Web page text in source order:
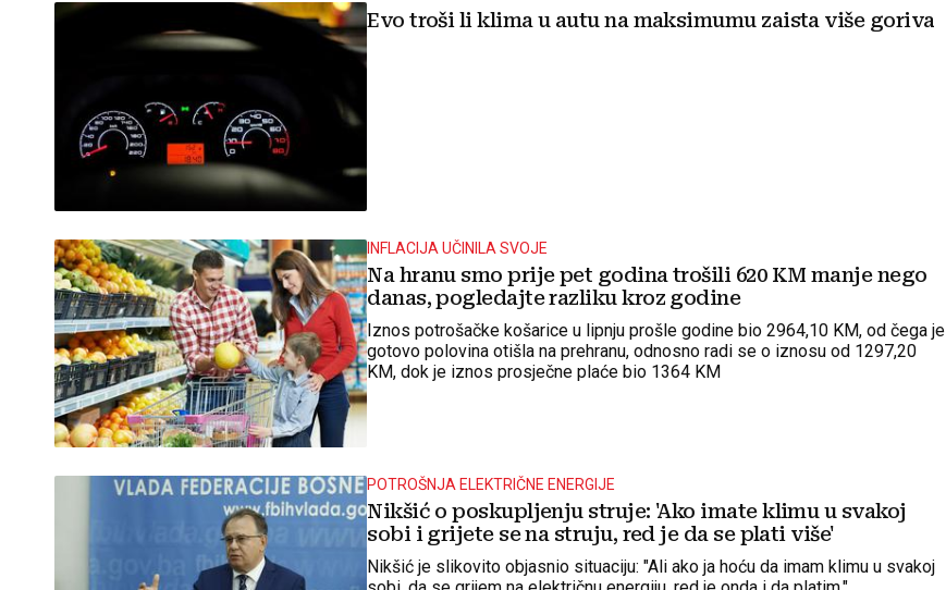
Evo troši li klima u autu na maksimumu zaista više goriva
INFLACIJA UČINILA SVOJE
Na hranu smo prije pet godina trošili 620 KM manje nego
danas, pogledajte razliku kroz godine
Iznos potrošačke košarice u lipnju prošle godine bio 2964,10 KM, od čega je
gotovo polovina otišla na prehranu, odnosno radi se o iznosu od 1297,20
KM, dok je iznos prosječne plaće bio 1364 KM
POTROŠNJA ELEKTRIČNE ENERGIJE
Nikšić o poskupljenju struje: 'Ako imate klimu u svakoj
sobi i grijete se na struju, red je da se plati više'
Nikšić je slikovito objasnio situaciju: "Ali ako ja hoću da imam klimu u svakoj